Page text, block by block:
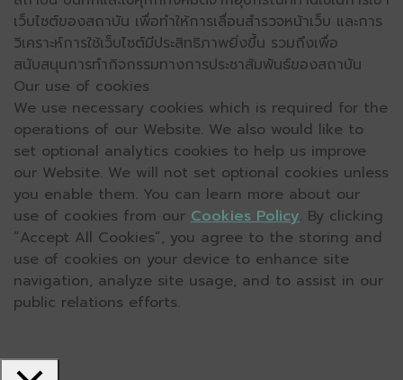
เว็บไซต์ของสถาบัน เพื่อทำให้การเลื่อนสำรวจหน้าเว็บ และการ
วิเคราะห์การใช้เว็บไซต์มีประสิทธิภาพยิ่งขึ้น รวมถึงเพื่อ
สนับสนุนการทำกิจกรรมทางการประชาสัมพันธ์ของสถาบัน
Our use of cookies
We use necessary cookies which is required for the
operations of our Website. We also would like to
set optional analytics cookies to help us improve
our Website. We will not set optional cookies unless
you enable them. You can learn more about our
use of cookies from our Cookies Policy. By clicking
“Accept All Cookies”, you agree to the storing and
use of cookies on your device to enhance site
navigation, analyze site usage, and to assist in our
public relations efforts.